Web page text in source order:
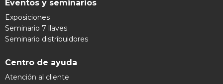
Eventos y seminarios
Exposiciones
Seminario 7 llaves
Seminario distribuidores
Centro de ayuda
Atención al cliente